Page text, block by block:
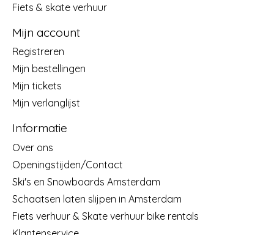
Fiets & skate verhuur
Mijn account
Registreren
Mijn bestellingen
Mijn tickets
Mijn verlanglijst
Informatie
Over ons
Openingstijden/Contact
Ski's en Snowboards Amsterdam
Schaatsen laten slijpen in Amsterdam
Fiets verhuur & Skate verhuur bike rentals